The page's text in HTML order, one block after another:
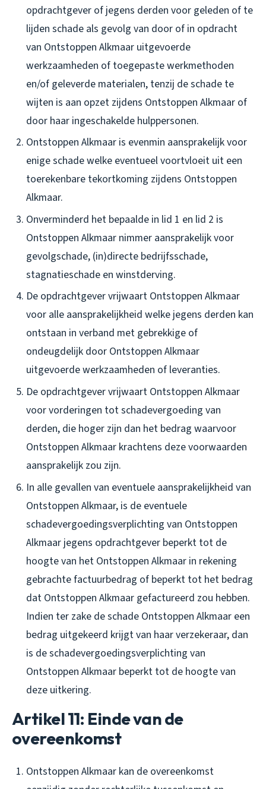
opdrachtgever of jegens derden voor geleden of te
lijden schade als gevolg van door of in opdracht
van Ontstoppen Alkmaar uitgevoerde
werkzaamheden of toegepaste werkmethoden
en/of geleverde materialen, tenzij de schade te
wijten is aan opzet zijdens Ontstoppen Alkmaar of
door haar ingeschakelde hulppersonen.
Ontstoppen Alkmaar is evenmin aansprakelijk voor
enige schade welke eventueel voortvloeit uit een
toerekenbare tekortkoming zijdens Ontstoppen
Alkmaar.
Onverminderd het bepaalde in lid 1 en lid 2 is
Ontstoppen Alkmaar nimmer aansprakelijk voor
gevolgschade, (in)directe bedrijfsschade,
stagnatieschade en winstderving.
De opdrachtgever vrijwaart Ontstoppen Alkmaar
voor alle aansprakelijkheid welke jegens derden kan
ontstaan in verband met gebrekkige of
ondeugdelijk door Ontstoppen Alkmaar
uitgevoerde werkzaamheden of leveranties.
De opdrachtgever vrijwaart Ontstoppen Alkmaar
voor vorderingen tot schadevergoeding van
derden, die hoger zijn dan het bedrag waarvoor
Ontstoppen Alkmaar krachtens deze voorwaarden
aansprakelijk zou zijn.
In alle gevallen van eventuele aansprakelijkheid van
Ontstoppen Alkmaar, is de eventuele
schadevergoedingsverplichting van Ontstoppen
Alkmaar jegens opdrachtgever beperkt tot de
hoogte van het Ontstoppen Alkmaar in rekening
gebrachte factuurbedrag of beperkt tot het bedrag
dat Ontstoppen Alkmaar gefactureerd zou hebben.
Indien ter zake de schade Ontstoppen Alkmaar een
bedrag uitgekeerd krijgt van haar verzekeraar, dan
is de schadevergoedingsverplichting van
Ontstoppen Alkmaar beperkt tot de hoogte van
deze uitkering.
Artikel 11: Einde van de
overeenkomst
Ontstoppen Alkmaar kan de overeenkomst